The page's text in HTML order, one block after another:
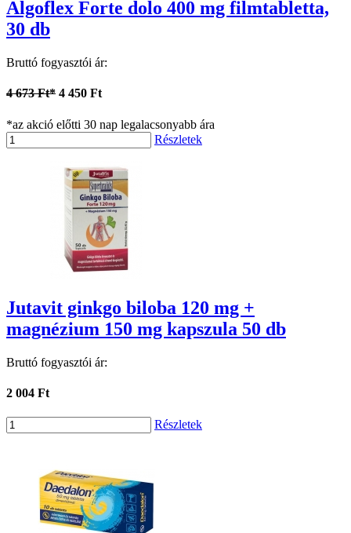
Algoflex Forte dolo 400 mg filmtabletta,
30 db
Bruttó fogyasztói ár:
4 673 Ft* 4 450 Ft
*az akció előtti 30 nap legalacsonyabb ára
Részletek
Jutavit ginkgo biloba 120 mg +
magnézium 150 mg kapszula 50 db
Bruttó fogyasztói ár:
2 004 Ft
Részletek